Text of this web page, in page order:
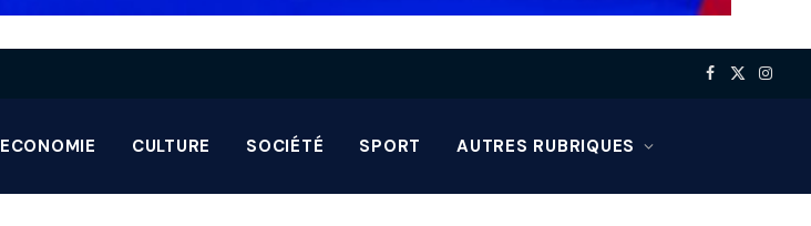
Facebook
X
ECONOMIE CULTURE SOCIÉTÉ SPORT AUTRES RUBRIQUES